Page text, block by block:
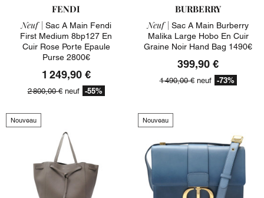
FENDI
Neuf | Sac A Main Fendi
First Medium 8bp127 En
Cuir Rose Porte Epaule
Purse 2800€
1 249,90 €
2 800,00 €neuf -55%
BURBERRY
Neuf | Sac A Main Burberry
Malika Large Hobo En Cuir
Graine Noir Hand Bag 1490€
399,90 €
1 490,00 €neuf -73%
Nouveau Nouveau